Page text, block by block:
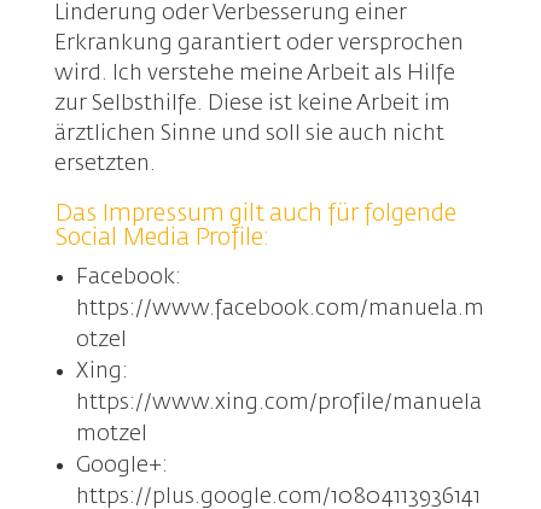
Linderung oder Verbesserung einer
Erkrankung garantiert oder versprochen
wird. Ich verstehe meine Arbeit als Hilfe
zur Selbsthilfe. Diese ist keine Arbeit im
ärztlichen Sinne und soll sie auch nicht
ersetzten.
Das Impressum gilt auch für folgende
Social Media Profile:
Facebook:
https://www.facebook.com/manuela.m
otzel
Xing:
https://www.xing.com/profile/manuela
motzel
Google+:
https://plus.google.com/10804113936141